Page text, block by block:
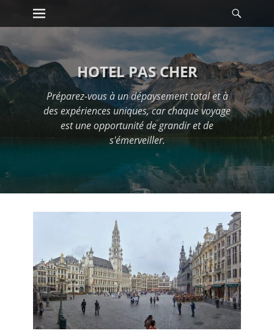
Passer
au
Premier menu
HOTEL PAS CHER
Préparez-vous à un dépaysement total et à
des expériences uniques, car chaque voyage
est une opportunité de grandir et de
s'émerveiller.